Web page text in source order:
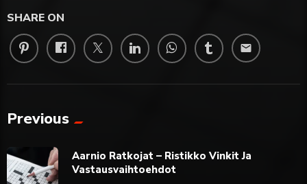
SHARE ON
email
Previous
Aarnio Ratkojat – Ristikko Vinkit Ja
Vastausvaihtoehdot